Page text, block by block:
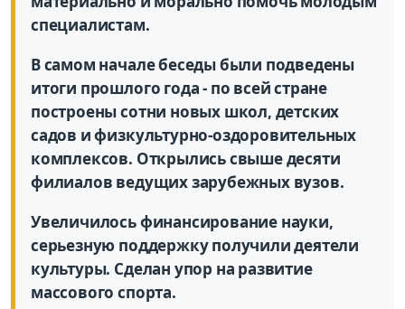
специалистам.
В самом начале беседы были подведены
итоги прошлого года - по всей стране
построены сотни новых школ, детских
садов и физкультурно-оздоровительных
комплексов. Открылись свыше десяти
филиалов ведущих зарубежных вузов.
Увеличилось финансирование науки,
серьезную поддержку получили деятели
культуры. Сделан упор на развитие
массового спорта.